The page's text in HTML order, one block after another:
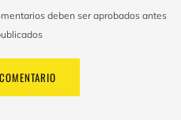
deben ser aprobados antes